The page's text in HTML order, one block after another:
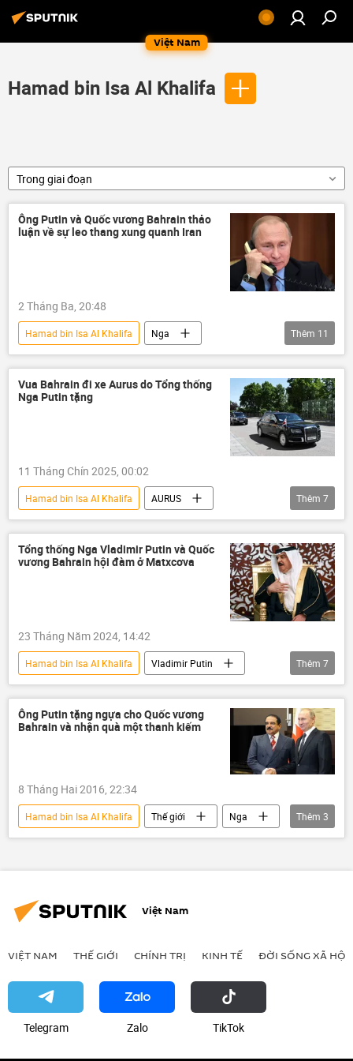
Việt Nam
Hamad bin Isa Al Khalifa
Trong giai đoạn
Ông Putin và Quốc vương Bahrain thảo
luận về sự leo thang xung quanh Iran
2 Tháng Ba, 20:48
Hamad bin Isa Al Khalifa
Nga
Điện Kremlin
Vladimir Putin
Iran
Leo thang căng thẳng giữa Israel và Iran
Xung đột Mỹ-Iran
Hoa Kỳ
Thêm 11
Vua Bahrain đi xe Aurus do Tổng thống
Nga Putin tặng
11 Tháng Chín 2025, 00:02
Hamad bin Isa Al Khalifa
AURUS
Vladimir Putin
Bahrain
Nga
Chính trị
Thế giới
Ả Rập
Damascus
Thêm 7
Tổng thống Nga Vladimir Putin và Quốc
vương Bahrain hội đàm ở Matxcơva
23 Tháng Năm 2024, 14:42
Hamad bin Isa Al Khalifa
Vladimir Putin
Nga
Ramzan Kadyrov
Thế giới
Chính trị
Bahrain
chuyến thăm
Trung Đông
Thêm 7
Ông Putin tặng ngựa cho Quốc vương
Bahrain và nhận quà một thanh kiếm
8 Tháng Hai 2016, 22:34
Hamad bin Isa Al Khalifa Thế giới
Nga
Bahrain
Liên bang Nga
Thêm 3
Việt Nam
VIỆT NAM THẾ GIỚI CHÍNH TRỊ KINH TẾ ĐỜI SỐNG XÃ HỘI
Telegram Zalo ТikТоk